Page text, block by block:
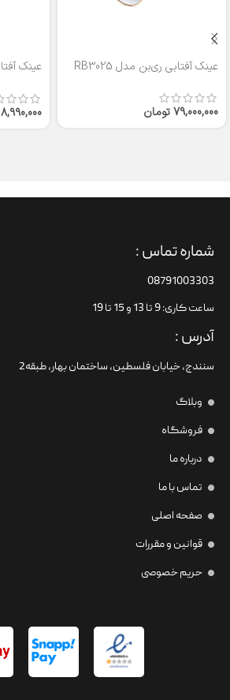
عینک آفتابی ری‌بن مدل RB3025
79,000,000تومان
8,990,000
شماره تماس :
08791003303
ساعت کاری: 9 تا 13 و 15 تا 19
آدرس :
سنندج، خیابان فلسطین،‌ ساختمان بهار، طبقه2
وبلاگ
فروشگاه
درباره ما
تماس با ما
صفحه اصلی
قوانین و مقررات
حریم خصوصی